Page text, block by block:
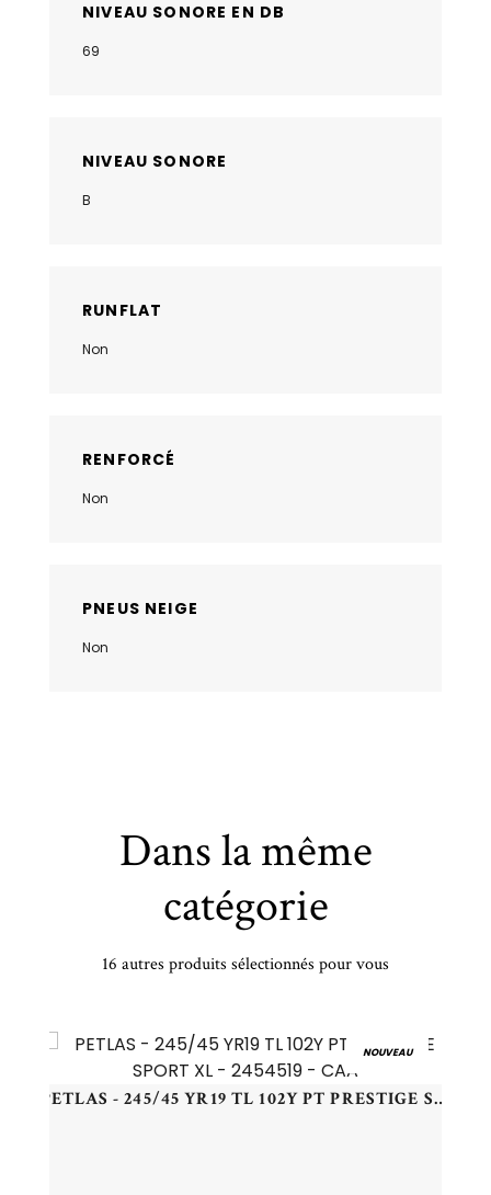
NIVEAU SONORE EN DB
69
NIVEAU SONORE
B
RUNFLAT
Non
RENFORCÉ
Non
PNEUS NEIGE
Non
Dans la même
catégorie
16 autres produits sélectionnés pour vous
NOUVEAU
PETLAS - 245/45 YR19 TL 102Y PT PRESTIGE SPORT XL - 2454519 - CAA